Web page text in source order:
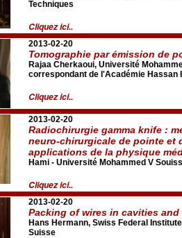
Techniques
Cliquez ici..
2013-02-20
Tomographie par émission de
Rajaa Cherkaoui, Université
correspondant de l'Académie Hassan
Cliquez ici..
2013-02-20
Radiochirurgie gamma knife :
neuro-chirurgicale de pointe et
applications de la physique
Hami - Université Mohammed V
Cliquez ici..
2013-02-20
Packing of wires in cavities
Hans Hermann, Swiss Federal
Suisse